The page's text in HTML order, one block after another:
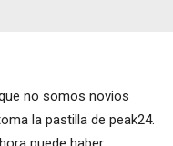
no somos novios
la pastilla de peak24.